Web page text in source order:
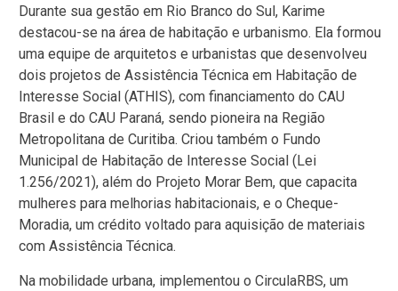
Durante sua gestão em Rio Branco do Sul, Karime
destacou-se na área de habitação e urbanismo. Ela formou
uma equipe de arquitetos e urbanistas que desenvolveu
dois projetos de Assistência Técnica em Habitação de
Interesse Social (ATHIS), com financiamento do CAU
Brasil e do CAU Paraná, sendo pioneira na Região
Metropolitana de Curitiba. Criou também o Fundo
Municipal de Habitação de Interesse Social (Lei
1.256/2021), além do Projeto Morar Bem, que capacita
mulheres para melhorias habitacionais, e o Cheque-
Moradia, um crédito voltado para aquisição de materiais
com Assistência Técnica.
Na mobilidade urbana, implementou o CirculaRBS, um